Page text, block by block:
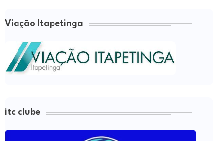
Viação Itapetinga
itc clube